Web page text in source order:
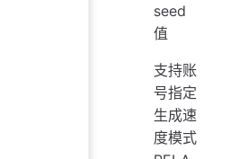
seed
值
支持账
号指定
生成速
度模式